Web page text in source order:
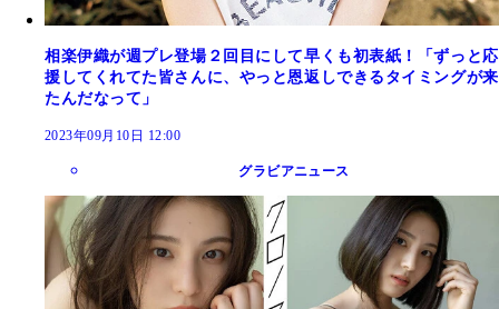
相楽伊織が週プレ登場２回目にして早くも初表紙！「ずっと応
援してくれてた皆さんに、やっと恩返しできるタイミングが来
たんだなって」
2023年09月10日 12:00
グラビアニュース